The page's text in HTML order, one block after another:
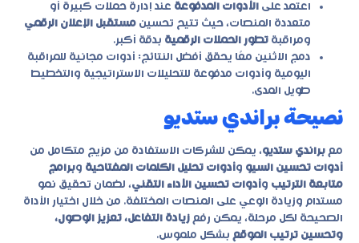
اعتمد على الأدوات المدفوعة عند إدارة حملات كبيرة أو
متعددة المنصات، حيث تتيح تحسين مستقبل الإعلان الرقمي
ومراقبة تطور الحملات الرقمية بدقة أكبر.
دمج الاثنين معًا يحقق أفضل النتائج: أدوات مجانية للمراقبة
اليومية وأدوات مدفوعة للتحليلات الاستراتيجية والتخطيط
طويل المدى.
نصيحة براندي ستديو
مع براندي ستديو، يمكن للشركات الاستفادة من مزيج متكامل من
أدوات تحسين السيو وأدوات تحليل الكلمات المفتاحية وبرامج
متابعة الترتيب وأدوات تحسين الأداء التقني، لضمان تحقيق نمو
مستدام وزيادة الوعي على المنصات المختلفة. من خلال اختيار الأداة
الصحيحة لكل مرحلة، يمكن رفع زيادة التفاعل، تعزيز الوصول،
وتحسين ترتيب الموقع بشكل ملموس.